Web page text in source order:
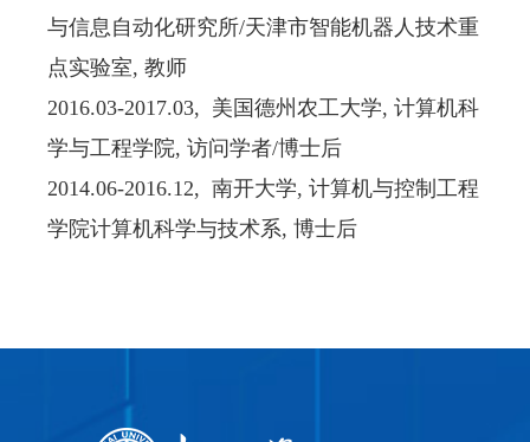
与信息自动化研究所/天津市智能机器人技术重
点实验室, 教师
2016.03-2017.03, 美国德州农工大学, 计算机科
学与工程学院, 访问学者/博士后
2014.06-2016.12, 南开大学, 计算机与控制工程
学院计算机科学与技术系, 博士后